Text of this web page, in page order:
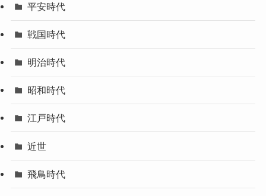
平安時代
戦国時代
明治時代
昭和時代
江戸時代
近世
飛鳥時代